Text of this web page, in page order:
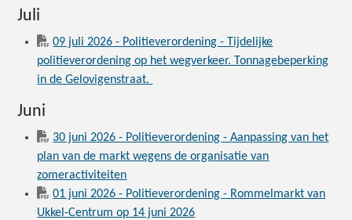
Juli
09 juli 2026 - Politieverordening - Tijdelijke
politieverordening op het wegverkeer. Tonnagebeperking
in de Gelovigenstraat.
Juni
30 juni 2026 - Politieverordening - Aanpassing van het
plan van de markt wegens de organisatie van
zomeractiviteiten
01 juni 2026 - Politieverordening - Rommelmarkt van
Ukkel-Centrum op 14 juni 2026